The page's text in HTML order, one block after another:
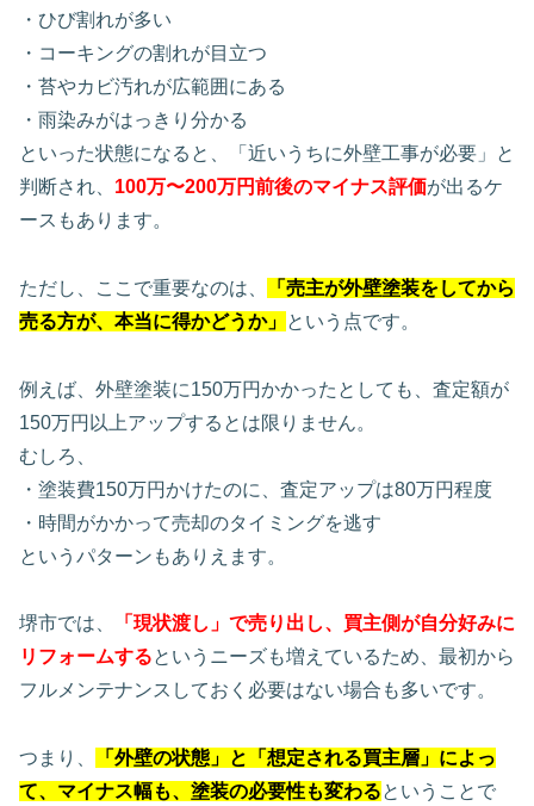
・ひび割れが多い
・コーキングの割れが目立つ
・苔やカビ汚れが広範囲にある
・雨染みがはっきり分かる
といった状態になると、「近いうちに外壁工事が必要」と
判断され、 100万〜200万円前後のマイナス評価が出るケ
ースもあります。
ただし、ここで重要なのは、
「売主が外壁塗装をしてから
売る方が、本当に得かどうか」 という点です。
例えば、外壁塗装に150万円かかったとしても、査定額が
150万円以上アップするとは限りません。
むしろ、
・塗装費150万円かけたのに、査定アップは80万円程度
・時間がかかって売却のタイミングを逃す
というパターンもありえます。
堺市では、
「現状渡し」で売り出し、買主側が自分好みに
リフォームするというニーズも増えているため、最初から
フルメンテナンスしておく必要はない場合も多いです。
つまり、
「外壁の状態」と「想定される買主層」によっ
て、マイナス幅も、塗装の必要性も変わるということで